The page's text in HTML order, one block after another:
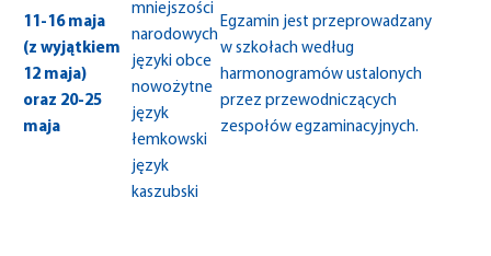
11-16 maja
(z wyjątkiem
12 maja)
oraz 20-25
maja
mniejszości
narodowych
języki obce
nowożytne
język
łemkowski
język
kaszubski
Egzamin jest przeprowadzany
w szkołach według
harmonogramów ustalonych
przez przewodniczących
zespołów egzaminacyjnych.